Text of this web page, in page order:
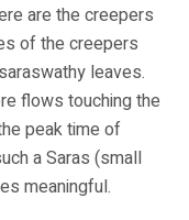
are the creepers
of the creepers
leaves.
flows touching the
peak time of
a Saras (small
meaningful.